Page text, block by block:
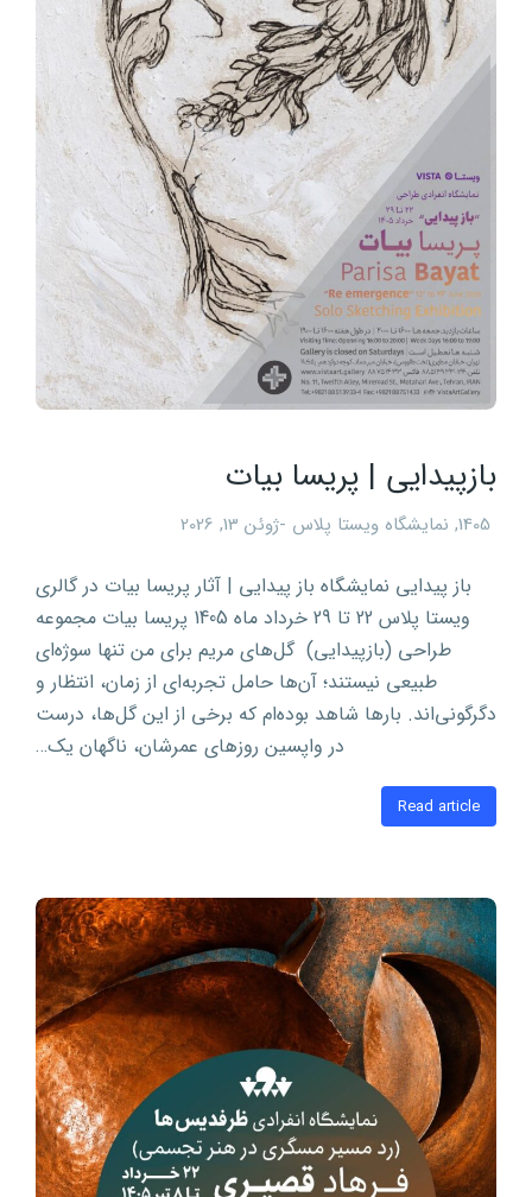
بازپیدایی | پریسا بیات
1405
, نمایشگاه ویستا پلاس ژوئن 13, 2026
باز پیدایی نمایشگاه باز پیدایی | آثار پریسا بیات در گالری
ویستا پلاس 22 تا 29 خرداد ماه 1405 پریسا بیات مجموعه
طراحی (بازپیدایی) گل‌های مریم برای من تنها سوژه‌ای
طبیعی نیستند؛ آن‌ها حامل تجربه‌ای از زمان، انتظار و
دگرگونی‌اند. بارها شاهد بوده‌ام که برخی از این گل‌ها، درست
در واپسین روزهای عمرشان، ناگهان یک…
Read article